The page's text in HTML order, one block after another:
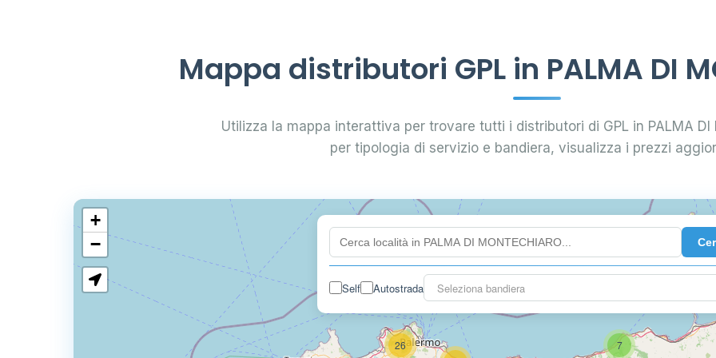
Mappa distributori GPL in PALMA DI
Utilizza la mappa interattiva per trovare tutti i distributori di GPL in PALMA DI
per tipologia di servizio e bandiera, visualizza i prezzi
Self Autostrada Seleziona bandiera
7
26
0.991 €
+
−